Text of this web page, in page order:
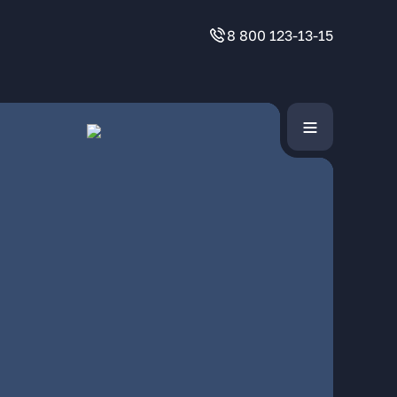
8 800 123-13-15